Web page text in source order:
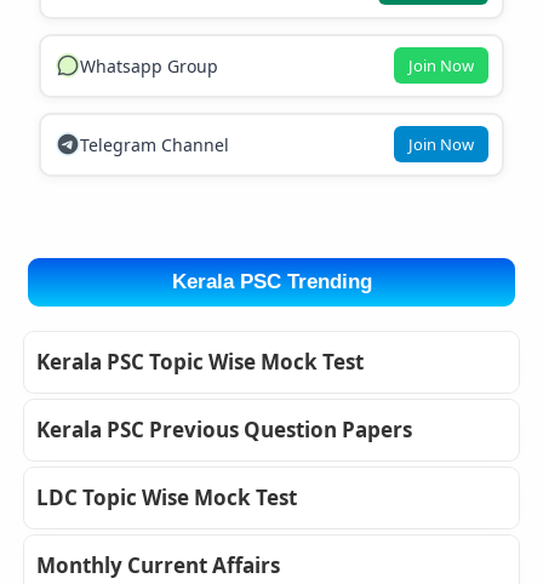
Whatsapp Group Join Now
Telegram Channel Join Now
Kerala PSC Trending
Kerala PSC Topic Wise Mock Test
Kerala PSC Previous Question Papers
LDC Topic Wise Mock Test
Monthly Current Affairs